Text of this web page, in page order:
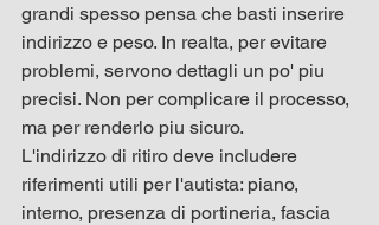
grandi spesso pensa che basti inserire
indirizzo e peso. In realta, per evitare
problemi, servono dettagli un po' piu
precisi. Non per complicare il processo,
ma per renderlo piu sicuro.
L'indirizzo di ritiro deve includere
riferimenti utili per l'autista: piano,
interno, presenza di portineria, fascia